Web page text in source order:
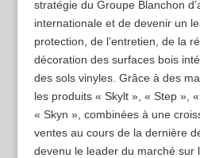
stratégie du Groupe Blanchon
internationale et de devenir un
protection, de l’entretien, de la
décoration des surfaces bois
des sols vinyles. Grâce à des
les produits « Skylt », « Step »,
« Skyn », combinées à une
ventes au cours de la dernière
devenu le leader du marché sur